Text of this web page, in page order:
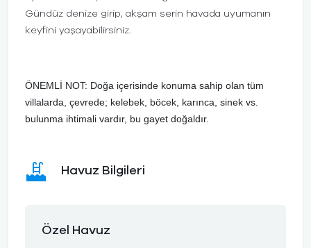
Gündüz denize girip, akşam serin havada uyumanın
keyfini yaşayabilirsiniz.
ÖNEMLİ NOT: Doğa içerisinde konuma sahip olan tüm
villalarda, çevrede; kelebek, böcek, karınca, sinek vs.
bulunma ihtimali vardır, bu gayet doğaldır.
Havuz Bilgileri
Özel Havuz